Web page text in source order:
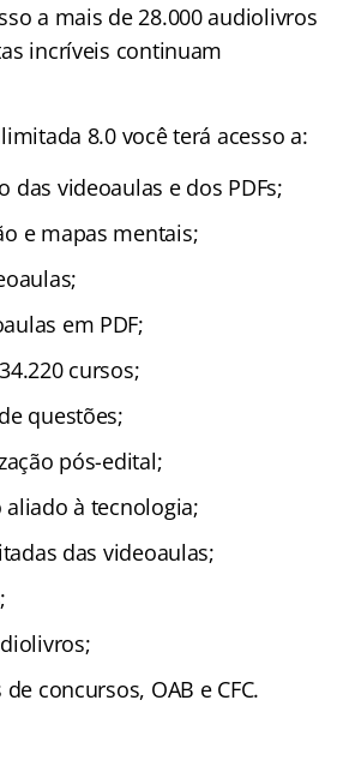
a mais de 28.000 audiolivros
incríveis continuam
8.0 você terá acesso a:
videoaulas e dos PDFs;
e mapas mentais;
em PDF;
cursos;
questões;
pós-edital;
à tecnologia;
das videoaulas;
concursos, OAB e CFC.